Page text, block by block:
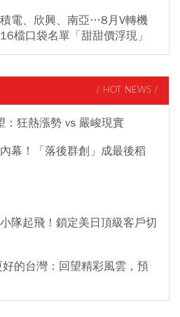
電、欣興、南亞…8月V轉機
檔口袋名單「甜甜價浮現」
/ HOT NEWS /
狂熱漲勢 vs 嚴峻現實
幕！「落後群創」成最後稻
隊起飛！鎖定美日頂級客戶切
的台灣：回望精彩風雲，預